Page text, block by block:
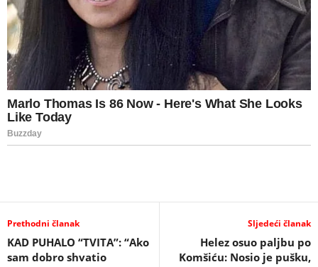
Prethodni članak
KAD PUHALO “TVITA”: “Ako
sam dobro shvatio
Sljedeći članak
Helez osuo paljbu po
Komšiću: Nosio je pušku,